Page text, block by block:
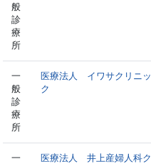
般
診
療
所
一
般
診
療
所
医療法人 イワサクリニッ
ク
一
医療法人 井上産婦人科ク